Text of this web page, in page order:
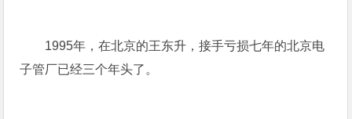
1995年，在北京的王东升，接手亏损七年的北京电
子管厂已经三个年头了。